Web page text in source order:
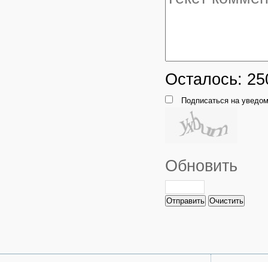
Осталось:
Подписаться на
Обновить
Отправить Очистить